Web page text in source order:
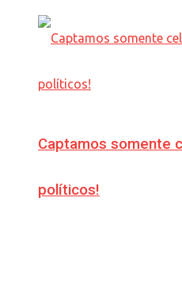
Captamos somente
políticos!